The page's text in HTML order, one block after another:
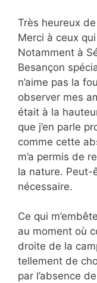
Très heureux
Merci à ceux
Notamment à
Besançon
n’aime pas la
observer mes
était à la
que j’en parle
comme cette
m’a permis de
la nature. Peut-
nécessaire.
Ce qui
au moment où
droite de la
tellement de
par l’absence